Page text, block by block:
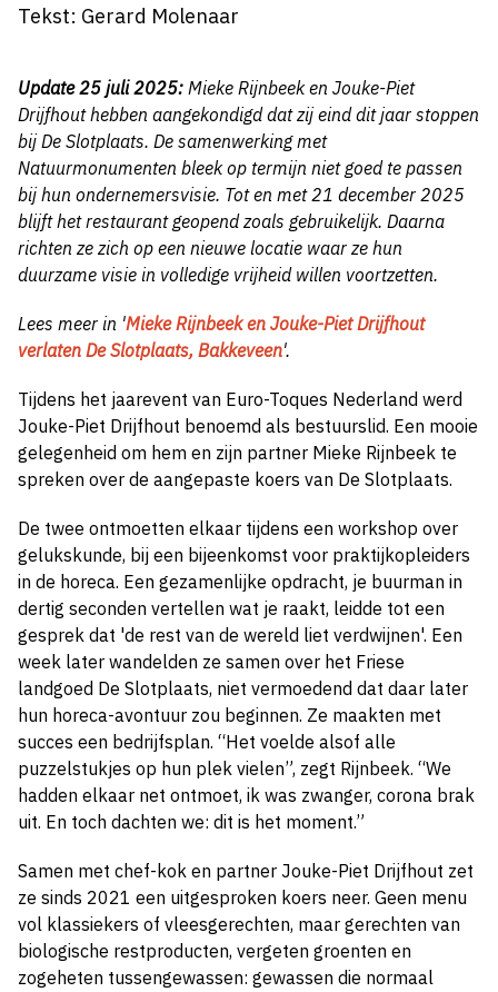
Tekst: Gerard Molenaar
Update 25 juli 2025: Mieke Rijnbeek en Jouke-Piet
Drijfhout hebben aangekondigd dat zij eind dit jaar stoppen
bij De Slotplaats. De samenwerking met
Natuurmonumenten bleek op termijn niet goed te passen
bij hun ondernemersvisie. Tot en met 21 december 2025
blijft het restaurant geopend zoals gebruikelijk. Daarna
richten ze zich op een nieuwe locatie waar ze hun
duurzame visie in volledige vrijheid willen voortzetten.
Lees meer in 'Mieke Rijnbeek en Jouke-Piet Drijfhout
verlaten De Slotplaats, Bakkeveen'.
Tijdens het jaarevent van Euro-Toques Nederland werd
Jouke-Piet Drijfhout benoemd als bestuurslid. Een mooie
gelegenheid om hem en zijn partner Mieke Rijnbeek te
spreken over de aangepaste koers van De Slotplaats.
De twee ontmoetten elkaar tijdens een workshop over
gelukskunde, bij een bijeenkomst voor praktijkopleiders
in de horeca. Een gezamenlijke opdracht, je buurman in
dertig seconden vertellen wat je raakt, leidde tot een
gesprek dat 'de rest van de wereld liet verdwijnen'. Een
week later wandelden ze samen over het Friese
landgoed De Slotplaats, niet vermoedend dat daar later
hun horeca-avontuur zou beginnen. Ze maakten met
succes een bedrijfsplan. “Het voelde alsof alle
puzzelstukjes op hun plek vielen”, zegt Rijnbeek. “We
hadden elkaar net ontmoet, ik was zwanger, corona brak
uit. En toch dachten we: dit is het moment.”
Samen met chef-kok en partner Jouke-Piet Drijfhout zet
ze sinds 2021 een uitgesproken koers neer. Geen menu
vol klassiekers of vleesgerechten, maar gerechten van
biologische restproducten, vergeten groenten en
zogeheten tussengewassen: gewassen die normaal